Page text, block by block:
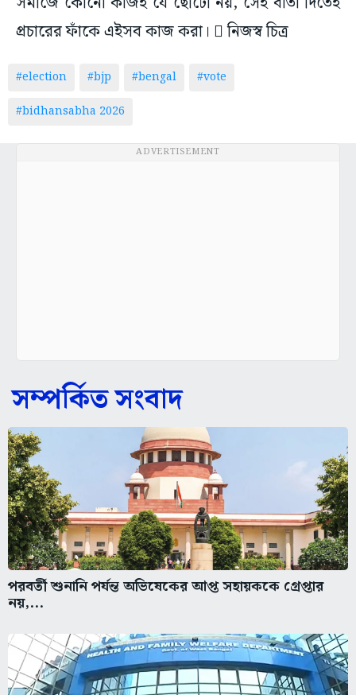
প্রচারের ফাঁকে এইসব কাজ করা।  নিজস্ব চিত্র
#election #bjp #bengal
#vote
#bidhansabha 2026
ADVERTISEMENT
সম্পর্কিত সংবাদ
পরবর্তী শুনানি পর্যন্ত অভিষেকের আপ্ত সহায়ককে গ্রেপ্তার
নয়,...